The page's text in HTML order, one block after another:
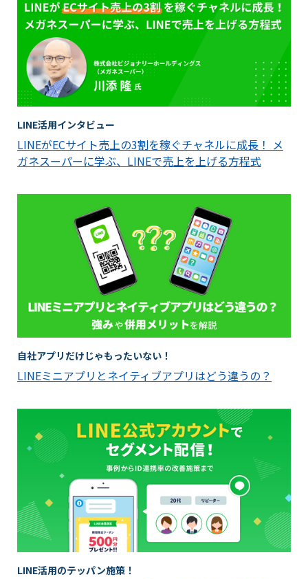
LINE活用インタビュー
LINEがECサイト売上の3割を稼ぐチャネルに成長！ メ
ガネスーパーに学ぶ、LINEで売上を上げる方程式
自社アプリだけじゃもったいない！
LINEミニアプリとネイティブアプリはどう違うの？
LINE活用のテッパン施策！